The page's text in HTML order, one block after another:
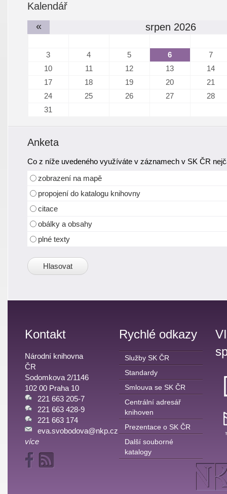
Kalendář
«
srpen 2026
3 4 5 6
7
10
11 12 13
14
17
18 19 20
21
24
25 26 27
28
31
Anketa
Co z níže uvedeného využíváte v záznamech v SK ČR
zobrazení na mapě
propojení do katalogu knihovny
citace
obálky a obsahy
plné texty
Kontakt
Národní knihovna
ČR
Sodomkova 2/1146
102 00 Praha 10
221 663 205-7
221 663 428-9
221 663 174
eva.svobodova@nkp.cz
více
Rychlé odkazy
Služby SK ČR
Standardy
Smlouva se SK ČR
Centrální adresář
knihoven
Prezentace o SK ČR
Další souborné
katalogy